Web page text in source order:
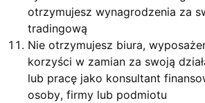
otrzymujesz wynagrodzenia za
tradingową
Nie otrzymujesz biura,
korzyści w zamian za swoją
lub pracę jako konsultant
osoby, firmy lub podmiotu